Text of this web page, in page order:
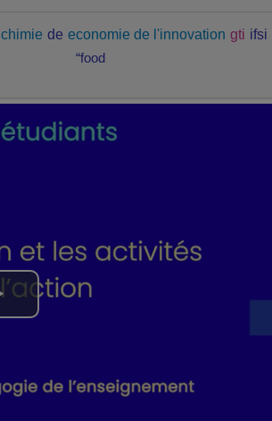
chimie de economie de l'innovation gti ifsi
“food